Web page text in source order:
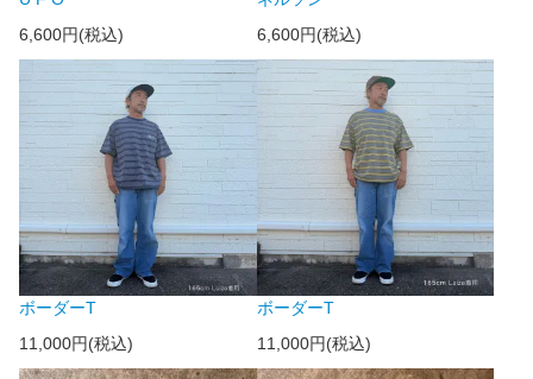
6,600円(税込)
6,600円(税込)
ボーダーT
11,000円(税込)
ボーダーT
11,000円(税込)